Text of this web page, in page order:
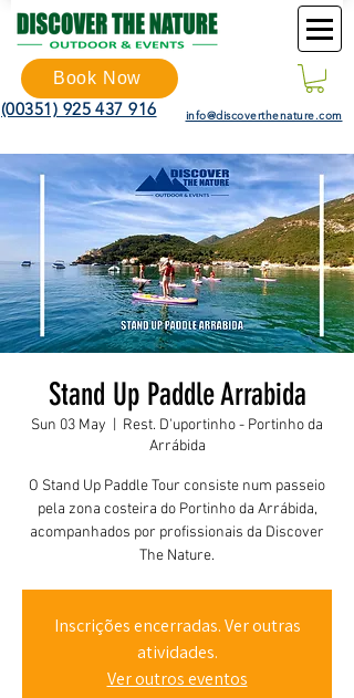
Book Now
(00351) 925 437 916 info@discoverthenature.com
Stand Up Paddle Arrabida
Sun 03 May
Rest. D'uportinho - Portinho da
Arrábida
O Stand Up Paddle Tour consiste num passeio
pela zona costeira do Portinho da Arrábida,
acompanhados por profissionais da Discover
The Nature.
Inscrições encerradas. Ver outras
atividades.
Ver outros eventos